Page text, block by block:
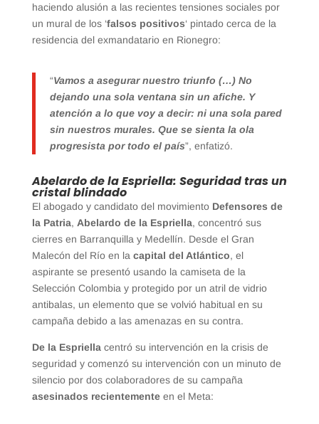
haciendo alusión a las recientes tensiones sociales por
un mural de los ‘falsos positivos‘ pintado cerca de la
residencia del exmandatario en Rionegro:
“Vamos a asegurar nuestro triunfo (…) No
dejando una sola ventana sin un afiche. Y
atención a lo que voy a decir: ni una sola pared
sin nuestros murales. Que se sienta la ola
progresista por todo el país”, enfatizó.
Abelardo de la Espriella: Seguridad tras un
cristal blindado
El abogado y candidato del movimiento Defensores de
la Patria, Abelardo de la Espriella, concentró sus
cierres en Barranquilla y Medellín. Desde el Gran
Malecón del Río en la capital del Atlántico, el
aspirante se presentó usando la camiseta de la
Selección Colombia y protegido por un atril de vidrio
antibalas, un elemento que se volvió habitual en su
campaña debido a las amenazas en su contra.
De la Espriella centró su intervención en la crisis de
seguridad y comenzó su intervención con un minuto de
silencio por dos colaboradores de su campaña
asesinados recientementeen el Meta: